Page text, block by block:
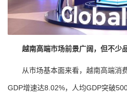
越南高端市场前景广阔，但不少
从市场基本面来看，越南高端消
GDP增速达8.02%，人均GDP突破